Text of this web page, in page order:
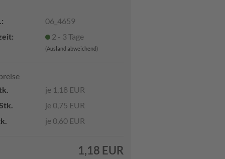
06_4659
2 - 3 Tage
(Ausland abweichend)
je 1,18 EUR
je 0,75 EUR
je 0,60 EUR
1,18 EUR